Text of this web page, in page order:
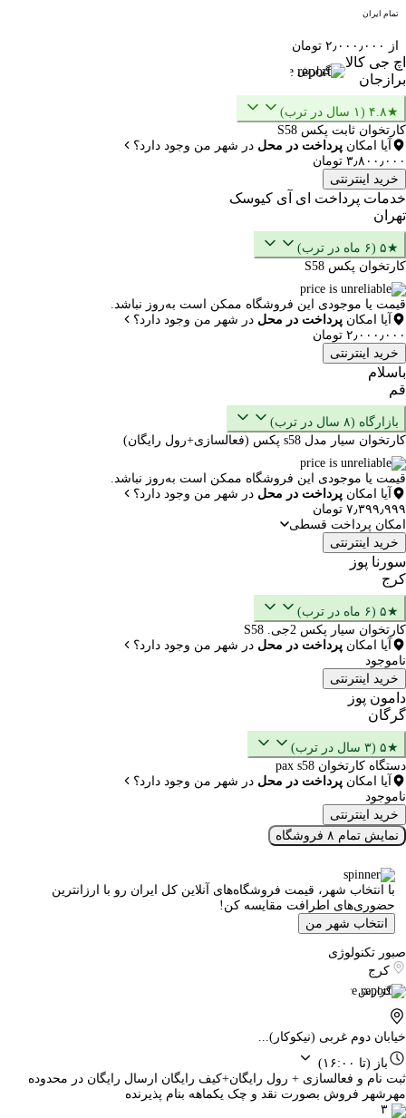
تمام ایران
از ۲٫۰۰۰٫۰۰۰ تومان
اچ جی کالا
برازجان
گزارش
★۴.۸ (۱ سال در ترب)
کارتخوان ثابت پکس S58
آیا امکان پرداخت در محل در شهر من وجود دارد؟
۳٫۸۰۰٫۰۰۰ تومان
خرید اینترنتی
خدمات پرداخت ای آی کیوسک
تهران
★۵ (۶ ماه در ترب)
کارتخوان پکس S58
قیمت یا موجودی این فروشگاه ممکن است به‌روز نباشد.
آیا امکان پرداخت در محل در شهر من وجود دارد؟
۲٫۰۰۰٫۰۰۰ تومان
خرید اینترنتی
باسلام
قم
بازارگاه (۸ سال در ترب)
کارتخوان سیار مدل s58 پکس (فعالسازی+رول رایگان)
قیمت یا موجودی این فروشگاه ممکن است به‌روز نباشد.
آیا امکان پرداخت در محل در شهر من وجود دارد؟
۷٫۳۹۹٫۹۹۹ تومان
امکان پرداخت قسطی
خرید اینترنتی
سورنا پوز
کرج
★۵ (۶ ماه در ترب)
کارتخوان سیار پکس 2جی. S58
آیا امکان پرداخت در محل در شهر من وجود دارد؟
ناموجود
خرید اینترنتی
دامون پوز
گرگان
★۵ (۳ سال در ترب)
دستگاه کارتخوان pax s58
آیا امکان پرداخت در محل در شهر من وجود دارد؟
ناموجود
خرید اینترنتی
نمایش تمام ۸ فروشگاه
با انتخاب شهر، قیمت فروشگاه‌های آنلاین کل ایران رو با ارزانترین
حضوری‌های اطرافت مقایسه کن!
انتخاب شهر من
صبور تکنولوژی
کرج
گزارش
خیابان دوم غربی (نیکوکار)...
باز (تا ۱۶:۰۰)
ثبت نام و فعالسازی + رول رایگان+کیف رایگان ارسال رایگان در محدوده
مهرشهر فروش بصورت نقد و چک یکماهه بنام پذیرنده
۳